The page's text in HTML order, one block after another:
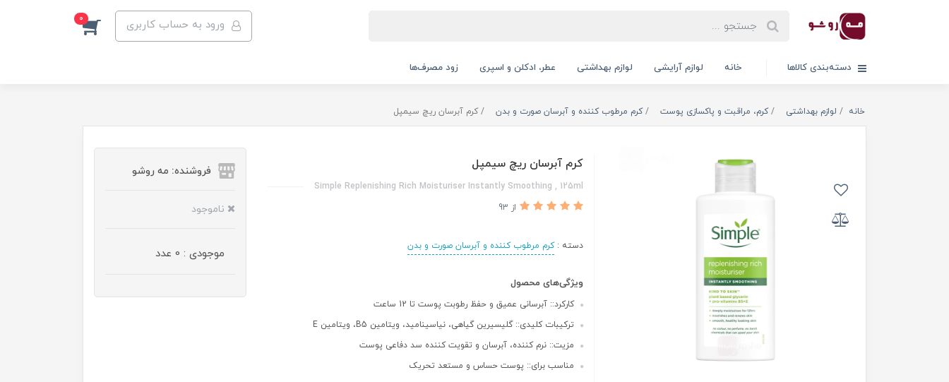
ورود به حساب کاربری 0
دسته‌بندی کالاها خانه لوازم آرایشی لوازم بهداشتی عطر، ادکلن و اسپری زود مصرف‌ها
خانه لوازم بهداشتی کرم، مراقبت و پاکسازی پوست کرم مرطوب کننده و آبرسان صورت و بدن کرم آبرسان ریچ سیمپل
کرم آبرسان ریچ سیمپل
Simple Replenishing Rich Moisturiser Instantly Smoothing , 125ml
از 93
دسته :کرم مرطوب کننده و آبرسان صورت و بدن
ویژگی‌های محصول
کارکرد:: آبرسانی عمیق و حفظ رطوبت پوست تا 12 ساعت
ترکیبات کلیدی:: گلیسیرین گیاهی، نیاسینامید، ویتامین B5، ویتامین E
مزیت:: نرم‌ کننده، آبرسان و تقویت‌ کننده سد دفاعی پوست
مناسب برای:: پوست حساس و مستعد تحریک
فروشنده: مه رو‌شو
ناموجود
موجودی : 0 عدد